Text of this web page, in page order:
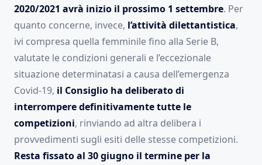
2020/2021 avrà inizio il prossimo 1 settembre. Per
quanto concerne, invece, l’attività dilettantistica,
ivi compresa quella femminile fino alla Serie B,
valutate le condizioni generali e l’eccezionale
situazione determinatasi a causa dell’emergenza
Covid-19, il Consiglio ha deliberato di
interrompere definitivamente tutte le
competizioni, rinviando ad altra delibera i
provvedimenti sugli esiti delle stesse competizioni.
Resta fissato al 30 giugno il termine per la